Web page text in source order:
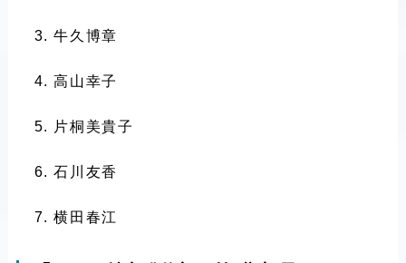
牛久博章
高山幸子
片桐美貴子
石川友香
横田春江